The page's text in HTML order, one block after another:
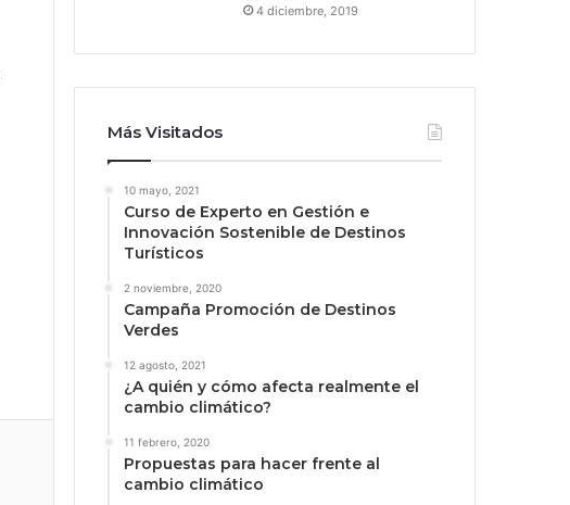
4 diciembre, 2019
Más Visitados
10 mayo, 2021
Curso de Experto en Gestión e
Innovación Sostenible de Destinos
Turísticos
2 noviembre, 2020
Campaña Promoción de Destinos
Verdes
12 agosto, 2021
¿A quién y cómo afecta realmente el
cambio climático?
11 febrero, 2020
Propuestas para hacer frente al
cambio climático